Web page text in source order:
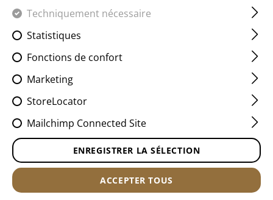
Techniquement nécessaire
Statistiques
Fonctions de confort
Marketing
StoreLocator
Mailchimp Connected Site
ENREGISTRER LA SÉLECTION
ACCEPTER TOUS